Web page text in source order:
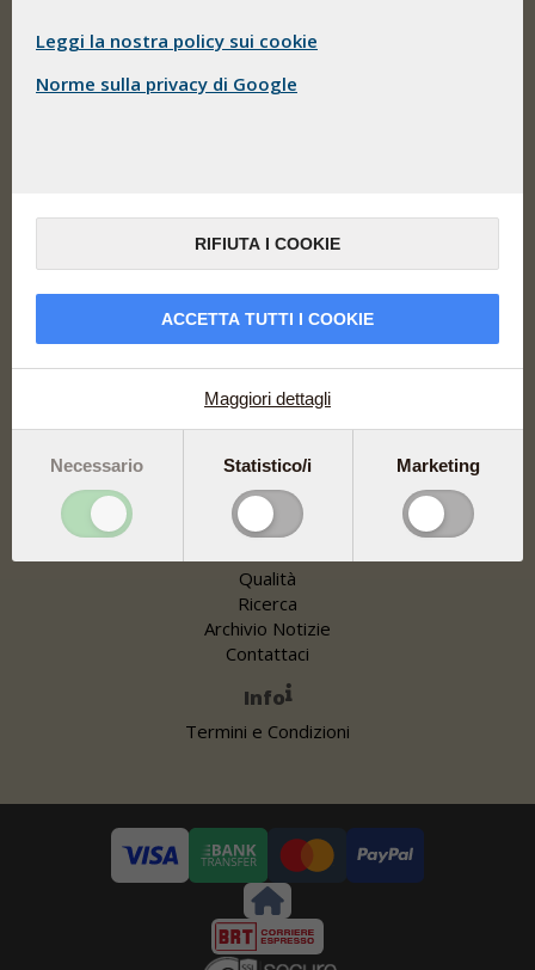
Pharma Nord sviluppa, produce e commercializza
Pharma Nord Srl
Via Cipro 1
25124 Brescia (BS)
Le linee sono aperte
dal lunedì al venerdì (9-13)
Telefono: 030-22193470
italy@pharmanord.com
Link utili
Qualità
Ricerca
Archivio Notizie
Contattaci
Info
Termini e Condizioni
Leggi la nostra policy sui cookie
Norme sulla privacy di Google
RIFIUTA I COOKIE
ACCETTA TUTTI I COOKIE
Maggiori dettagli
Necessario Statistico/i Marketing